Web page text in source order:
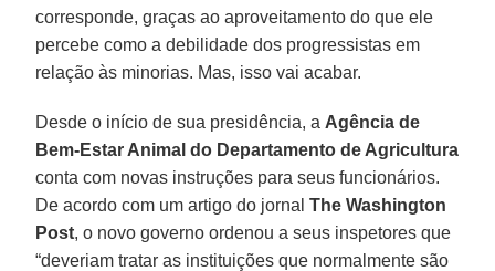
corresponde, graças ao aproveitamento do que ele
percebe como a debilidade dos progressistas em
relação às minorias. Mas, isso vai acabar.
Desde o início de sua presidência, a Agência de
Bem-Estar Animal do Departamento de Agricultura
conta com novas instruções para seus funcionários.
De acordo com um artigo do jornalThe Washington
Post, o novo governo ordenou a seus inspetores que
“deveriam tratar as instituições que normalmente são